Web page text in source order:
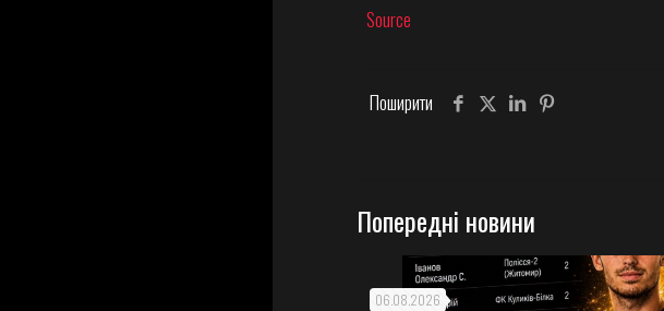
Source
Поширити
Попередні новини
06.08.2026